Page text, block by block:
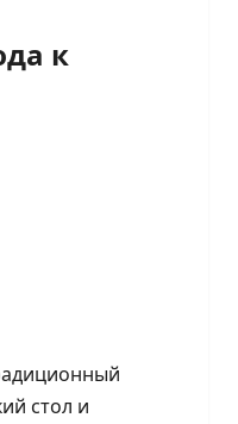
к
стол и